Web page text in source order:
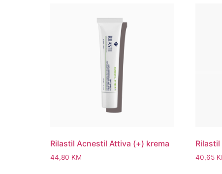
Rilastil Acnestil Attiva (+) krema
44,80 KM 40,65